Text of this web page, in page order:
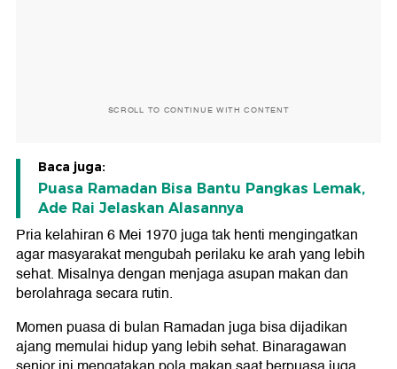
SCROLL TO CONTINUE WITH CONTENT
Baca juga:
Puasa Ramadan Bisa Bantu Pangkas Lemak,
Ade Rai Jelaskan Alasannya
Pria kelahiran 6 Mei 1970 juga tak henti mengingatkan
agar masyarakat mengubah perilaku ke arah yang lebih
sehat. Misalnya dengan menjaga asupan makan dan
berolahraga secara rutin.
Momen puasa di bulan Ramadan juga bisa dijadikan
ajang memulai hidup yang lebih sehat. Binaragawan